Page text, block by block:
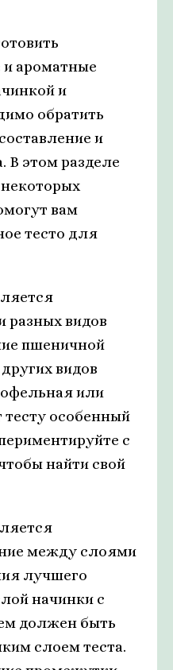
и ароматные
и
обратить
и
В этом разделе
вам
тесто для
разных видов
пшеничной
видов
или
тесту особенный
с
найти свой
между слоями
лучшего
начинки с
должен быть
слоем теста.